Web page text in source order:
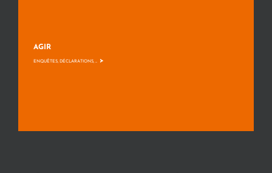
AGIR
ENQUÊTES, DÉCLARATIONS, ... >